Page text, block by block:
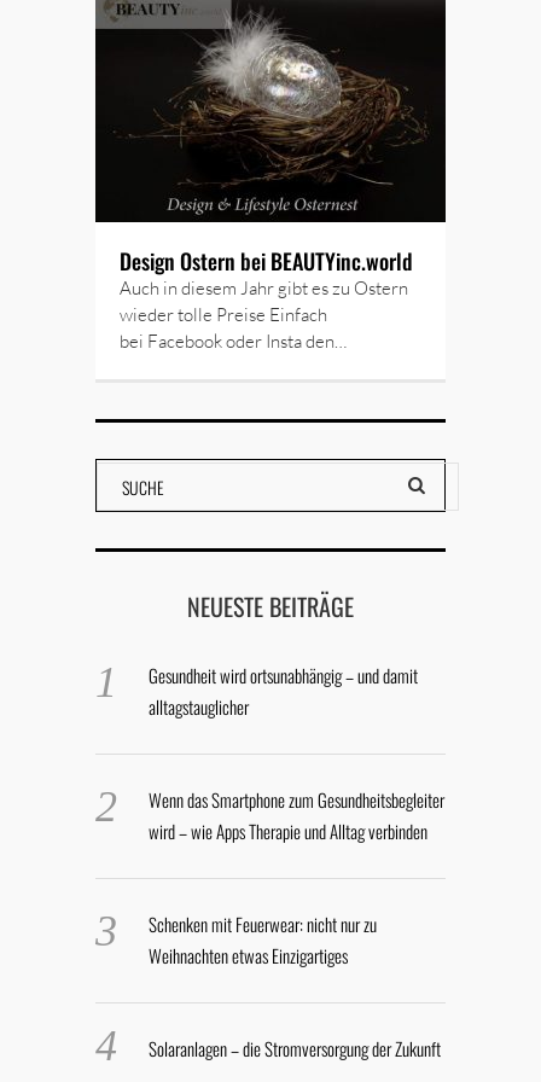
Design Ostern bei BEAUTYinc.world
Auch in diesem Jahr gibt es zu Ostern
wieder tolle Preise Einfach
bei Facebook oder Insta den…
NEUESTE BEITRÄGE
Gesundheit wird ortsunabhängig – und damit
alltagstauglicher
Wenn das Smartphone zum Gesundheitsbegleiter
wird – wie Apps Therapie und Alltag verbinden
Schenken mit Feuerwear: nicht nur zu
Weihnachten etwas Einzigartiges
Solaranlagen – die Stromversorgung der Zukunft